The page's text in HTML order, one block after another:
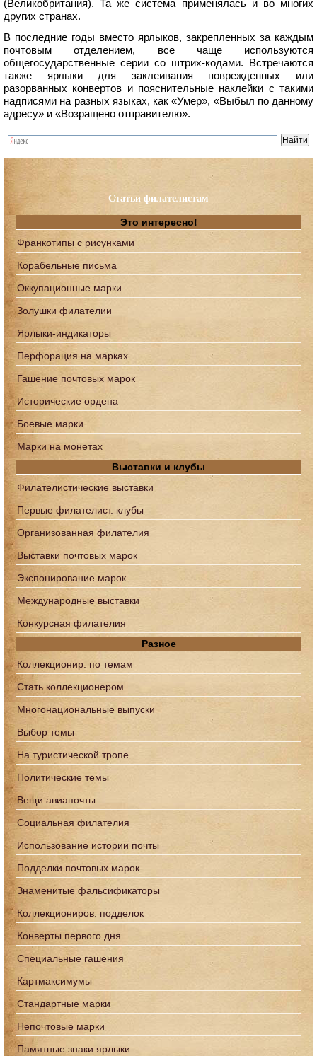
(Великобритания). Та же система применялась и во многих
других странах.
В последние годы вместо ярлыков, закрепленных за каждым
почтовым отделением, все чаще используются
общегосударственные серии со штрих-кодами. Встречаются
также ярлыки для заклеивания поврежденных или
разорванных конвертов и пояснительные наклейки с такими
надписями на разных языках, как «Умер», «Выбыл по данному
адресу» и «Возращено отправителю».
Статьи филателистам
Это интересно!
Франкотипы с рисунками
Корабельные письма
Оккупационные марки
Золушки филателии
Ярлыки-индикаторы
Перфорация на марках
Гашение почтовых марок
Исторические ордена
Боевые марки
Марки на монетах
Выставки и клубы
Филателистические выставки
Первые филателист. клубы
Организованная филателия
Выставки почтовых марок
Экспонирование марок
Международные выставки
Конкурсная филателия
Разное
Коллекционир. по темам
Стать коллекционером
Многонациональные выпуски
Выбор темы
На туристической тропе
Политические темы
Вещи авиапочты
Социальная филателия
Использование истории почты
Подделки почтовых марок
Знаменитые фальсификаторы
Коллекциониров. подделок
Конверты первого дня
Специальные гашения
Картмаксимумы
Стандартные марки
Непочтовые марки
Памятные знаки ярлыки